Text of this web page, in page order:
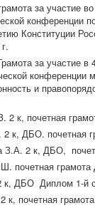
за участие
конференции
Конституции
за участие в
конференции
и
2 к, почетная
к, ДБО. почетная
З.А. 2 к, ДБО,
почетная грамота
к, ДБО Диплом 1-й
к, почетная